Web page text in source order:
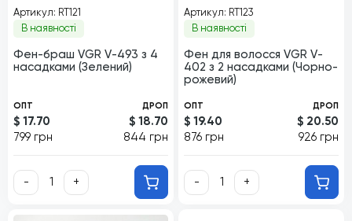
Артикул: RT121
В наявності
Фен-браш VGR V-493 з 4
насадками (Зелений)
ОПТ
$ 17.70
799 грн
ДРОП
$ 18.70
844 грн
- +
Артикул: RT123
В наявності
Фен для волосся VGR V-
402 з 2 насадками (Чорно-
рожевий)
ОПТ
$ 19.40
876 грн
ДРОП
$ 20.50
926 грн
- +